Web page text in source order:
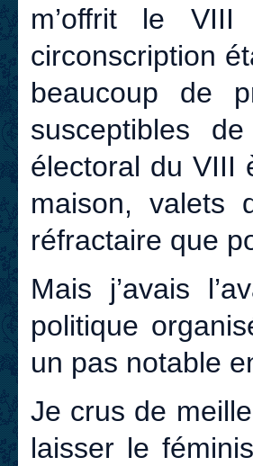
m’offrit le
circonscription
beaucoup de
susceptibles
électoral du VIII
maison, valets
réfractaire que
Mais j’avais
politique
un pas notable
Je crus de
laisser le